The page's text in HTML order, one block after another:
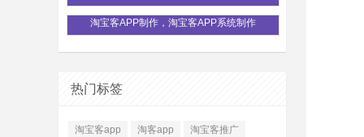
淘宝客APP制作，淘宝客APP系统制作
热门标签
淘宝客app 淘客app 淘宝客推广